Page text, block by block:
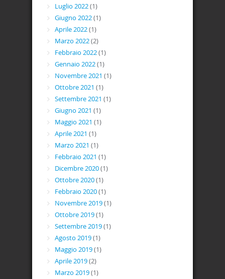
Luglio 2022(1)
Giugno 2022(1)
Aprile 2022(1)
Marzo 2022(2)
Febbraio 2022(1)
Gennaio 2022(1)
Novembre 2021 (1)
Ottobre 2021 (1)
Settembre 2021 (1)
Giugno 2021 (1)
Maggio 2021 (1)
Aprile 2021 (1)
Marzo 2021 (1)
Febbraio 2021 (1)
Dicembre 2020(1)
Ottobre 2020(1)
Febbraio 2020(1)
Novembre 2019(1)
Ottobre 2019(1)
Settembre 2019(1)
Agosto 2019(1)
Maggio 2019(1)
Aprile 2019(2)
Marzo 2019(1)